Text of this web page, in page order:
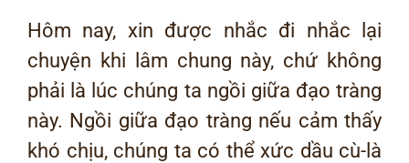
Hôm nay, xin được nhắc đi nhắc lại
chuyện khi lâm chung này, chứ không
phải là lúc chúng ta ngồi giữa đạo tràng
này. Ngồi giữa đạo tràng nếu cảm thấy
khó chịu, chúng ta có thể xức dầu cù-là